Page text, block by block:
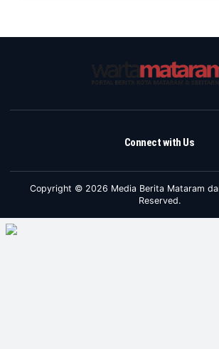
Connect with Us
Copyright © 2026 Media Berita Mataram
Reserved.